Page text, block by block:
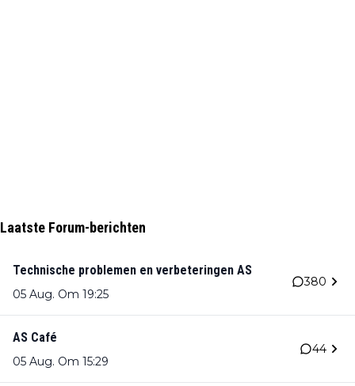
Laatste Forum-berichten
Technische problemen en verbeteringen AS
05 Aug. Om 19:25
380
AS Café
05 Aug. Om 15:29
44